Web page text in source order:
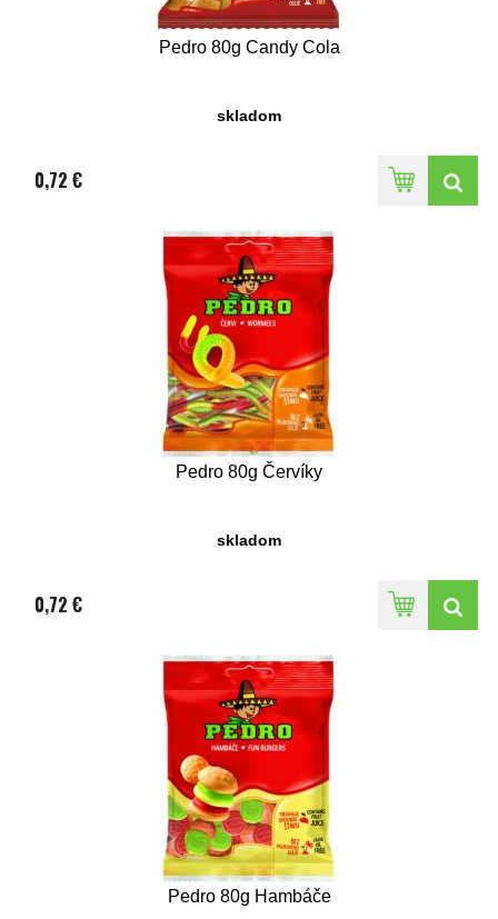
Pedro 80g Candy Cola
skladom
0,72 €
Pedro 80g Červíky
skladom
0,72 €
Pedro 80g Hambáče